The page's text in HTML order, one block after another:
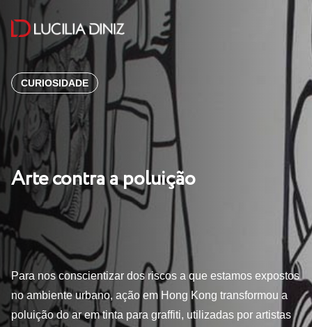
CURIOSIDADE
Arte contra a poluição
Para nos conscientizar dos riscos a que estamos expostos
no ambiente urbano, ação em Hong Kong transformou a
poluição do ar em tinta para graffiti, utilizadas por artistas